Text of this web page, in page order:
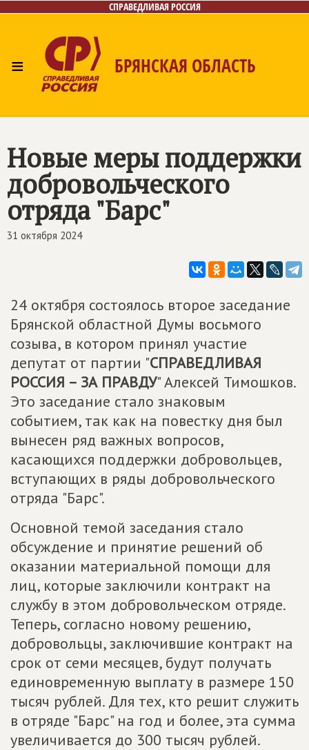
СПРАВЕДЛИВАЯ РОССИЯ
≡ БРЯНСКАЯ ОБЛАСТЬ
Новые меры поддержки
добровольческого
отряда "Барс"
31 октября 2024
24 октября состоялось второе заседание
Брянской областной Думы восьмого
созыва, в котором принял участие
депутат от партии "СПРАВЕДЛИВАЯ
РОССИЯ – ЗА ПРАВДУ" Алексей Тимошков.
Это заседание стало знаковым
событием, так как на повестку дня был
вынесен ряд важных вопросов,
касающихся поддержки добровольцев,
вступающих в ряды добровольческого
отряда "Барс".
Основной темой заседания стало
обсуждение и принятие решений об
оказании материальной помощи для
лиц, которые заключили контракт на
службу в этом добровольческом отряде.
Теперь, согласно новому решению,
добровольцы, заключившие контракт на
срок от семи месяцев, будут получать
единовременную выплату в размере 150
тысяч рублей. Для тех, кто решит служить
в отряде "Барс" на год и более, эта сумма
увеличивается до 300 тысяч рублей.